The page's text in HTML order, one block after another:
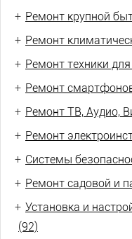
+ Ремонт крупной
+ Ремонт
+ Ремонт техники
+ Ремонт
+ Ремонт ТВ, Аудио,
+ Ремонт
+ Системы
+ Ремонт садовой и
+ Установка и
(92)